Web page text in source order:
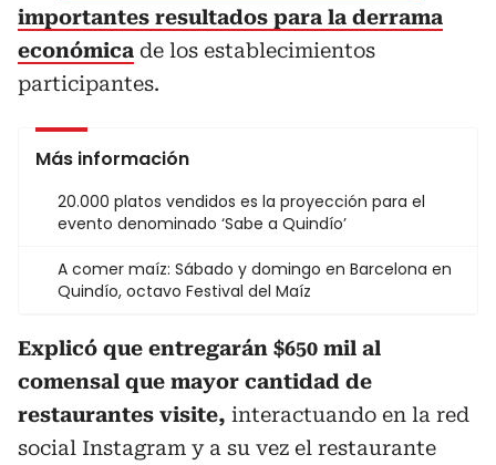
importantes resultados para la derrama
económica de los establecimientos
participantes.
Más información
20.000 platos vendidos es la proyección para el
evento denominado ‘Sabe a Quindío’
A comer maíz: Sábado y domingo en Barcelona en
Quindío, octavo Festival del Maíz
Explicó que entregarán $650 mil al
comensal que mayor cantidad de
restaurantes visite, interactuando en la red
social Instagram y a su vez el restaurante